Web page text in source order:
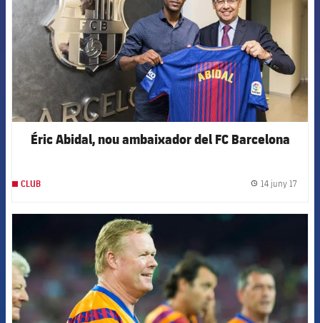
Éric Abidal, nou ambaixador del FC Barcelona
CLUB 14 juny 17
FCB Barcelona badge